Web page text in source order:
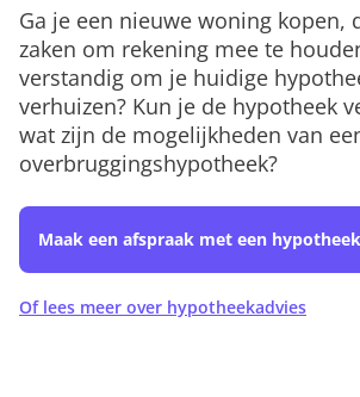
Ga je een nieuwe woning kopen,
zaken om rekening mee te
verstandig om je huidige
verhuizen? Kun je de hypotheek
wat zijn de mogelijkheden van
overbruggingshypotheek?
Maak een afspraak met een
Of lees meer over hypotheekadvies